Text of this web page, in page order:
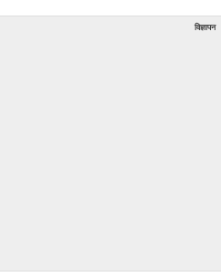
विज्ञापन